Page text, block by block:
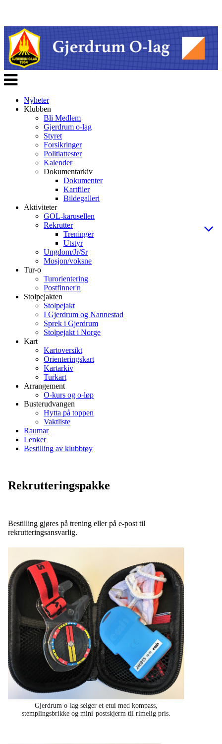
Veksle
navigasjon
Nyheter
Klubben
Bli Medlem
Gjerdrum o-lag
Styret
Forsikringer
Politiattester
Kalender
Dokumentarkiv
Dokumenter
Kartfiler
Bildegalleri
Aktiviteter
GOL-karusellen
Rekrutter
Treninger
Utstyr
Ungdom/Jr/Sr
Mosjon/voksne
Tur-o
Turorientering
Postfinner'n
Stolpejakten
Stolpejakt
I Gjerdrum og Nannestad
Sprek i Gjerdrum
Stolpejakt i Norge
Kart
Kartoversikt
Orienteringskart
Kartarkiv
Turkart
Arrangement
O-kurs og o-løp
Busterudvangen
Hytta på toppen
Vaktliste
Raumar
Lenker
Bestilling av klubbtøy
Rekrutteringspakke
Bestilling gjøres på trening eller på e-post til
rekrutteringsansvarlig.
Gjerdrum o-lag selger et etui med kompass,
stemplingsbrikke og mini-postskjerm til rimelig pris.